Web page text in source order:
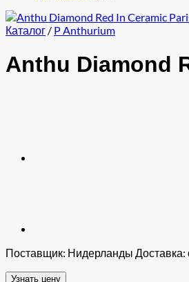
Каталог / P Anthurium
Anthu Diamond
Поставщик: Нидерланды Доставка:
Узнать цену